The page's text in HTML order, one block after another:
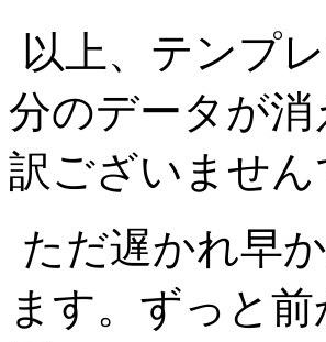
以上、テンプ
分のデータが
訳ございません
ただ遅かれ早
ます。ずっと